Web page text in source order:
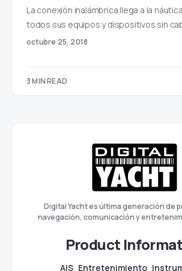
La conexión inalámbrica llega a la
todos sus equipos y dispositivos sin
octubre 25, 2018
3 MIN READ
Digital Yacht es última generación de
navegación, comunicación y
Product
AIS Entretenimiento